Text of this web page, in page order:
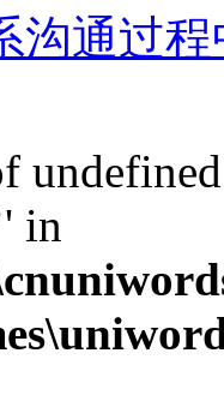
沟通过
in